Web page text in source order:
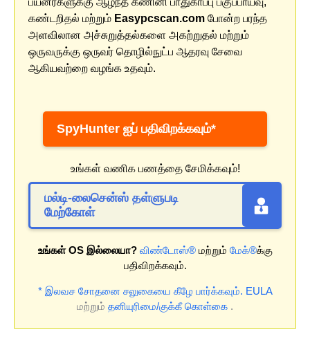
கண்டறிதல் மற்றும் Easypcscan.com போன்ற பரந்த
அளவிலான அச்சுறுத்தல்களை அகற்றுதல் மற்றும்
ஒருவருக்கு ஒருவர் தொழில்நுட்ப ஆதரவு சேவை
ஆகியவற்றை வழங்க உதவும்.
SpyHunter ஐப் பதிவிறக்கவும்*
உங்கள் வணிக பணத்தை சேமிக்கவும்!
மல்டி-லைசென்ஸ் தள்ளுபடி
மேற்கோள்
உங்கள் OS இல்லையா? விண்டோஸ்®மற்றும் மேக்®க்கு
பதிவிறக்கவும்.
* இலவச சோதனை சலுகையை கீழே பார்க்கவும். EULA
மற்றும் தனியுரிமை/குக்கீ கொள்கை .